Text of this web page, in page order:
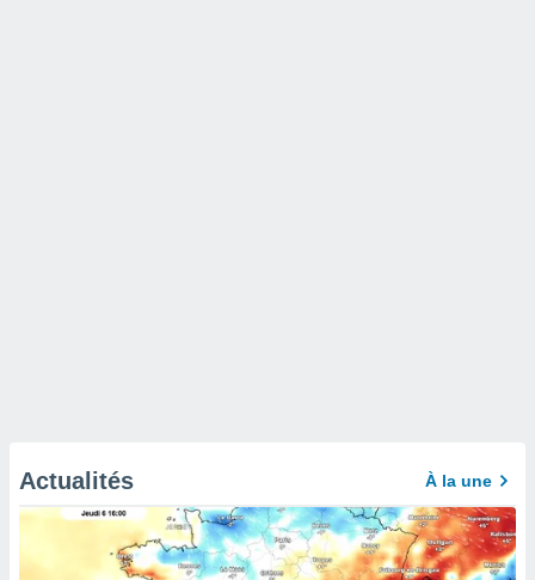
Actualités À la une